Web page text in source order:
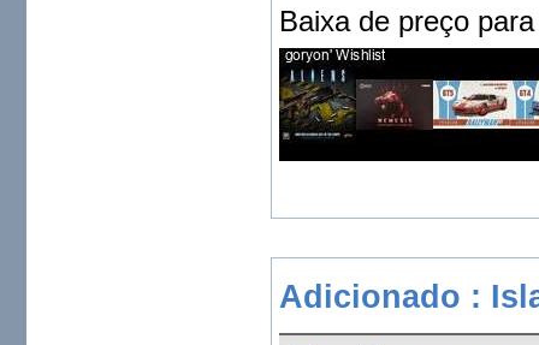
Baixa de preço
Adicionado :